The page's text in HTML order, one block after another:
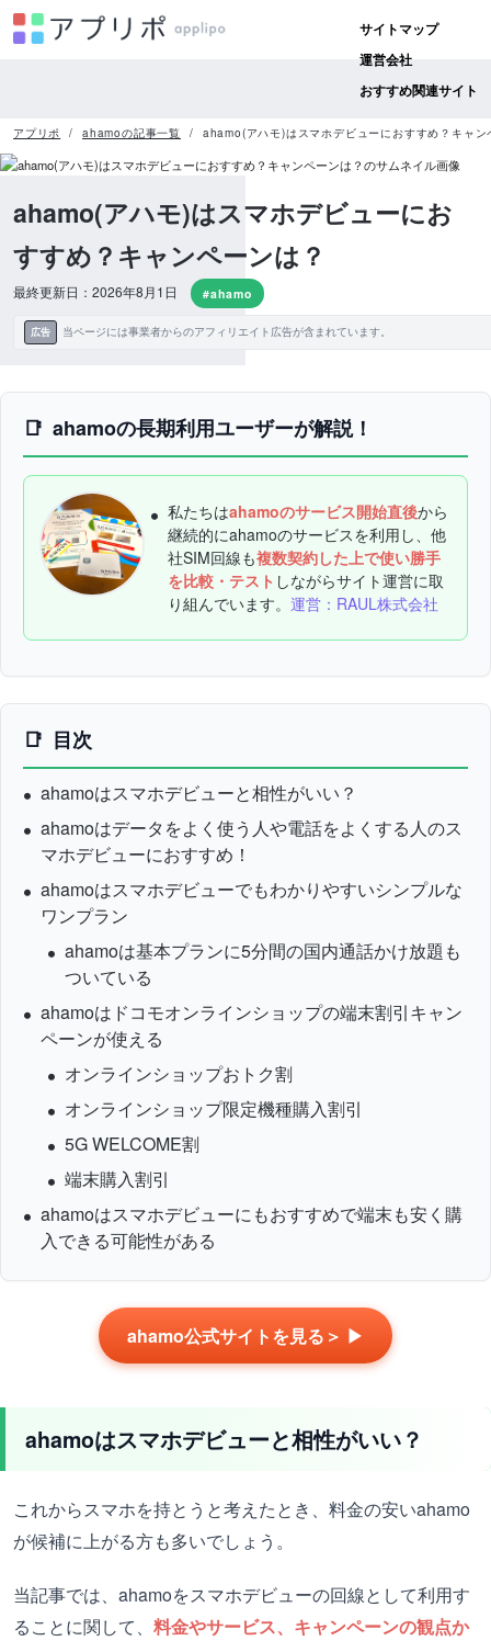
サイトマップ
運営会社
おすすめ関連サイト
アプリポ ahamoの記事一覧 ahamo(アハモ)はスマホデビューにおすすめ？キャン
ahamo(アハモ)はスマホデビューにお
すすめ？キャンペーンは？
最終更新日：2026年8月1日 #ahamo
広告 当ページには事業者からのアフィリエイト広告が含まれています。
ahamoの長期利用ユーザーが解説！
私たちはahamoのサービス開始直後から
継続的にahamoのサービスを利用し、他
社SIM回線も複数契約した上で使い勝手
を比較・テスト しながらサイト運営に取
り組んでいます。 運営：RAUL株式会社
目次
ahamoはスマホデビューと相性がいい？
ahamoはデータをよく使う人や電話をよくする人のス
マホデビューにおすすめ！
ahamoはスマホデビューでもわかりやすいシンプルな
ワンプラン
ahamoは基本プランに5分間の国内通話かけ放題も
ついている
ahamoはドコモオンラインショップの端末割引キャン
ペーンが使える
オンラインショップおトク割
オンラインショップ限定機種購入割引
5G WELCOME割
端末購入割引
ahamoはスマホデビューにもおすすめで端末も安く購
入できる可能性がある
ahamo公式サイトを見る＞ ▶
ahamoはスマホデビューと相性がいい？
これからスマホを持とうと考えたとき、料金の安いahamo
が候補に上がる方も多いでしょう。
当記事では、ahamoをスマホデビューの回線として利用す
ることに関して、 料金やサービス、キャンペーンの観点か